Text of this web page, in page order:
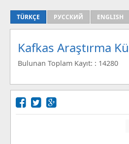
TÜRKÇE РУССКИЙ ENGLISH
Kafkas Araştırma
Bulunan Toplam Kayıt: : 14280